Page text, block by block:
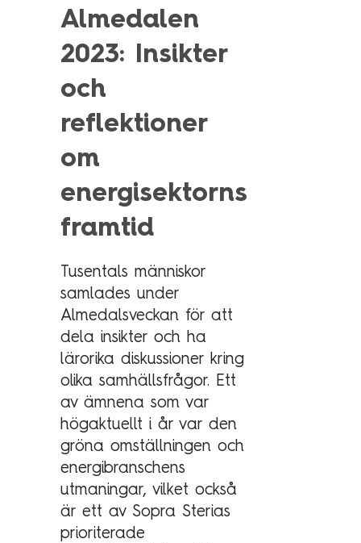
Technology Management
Branschexpertis
Hälsa & sjukvård
Telekom & media
Industri
Försvar & säkerhet
Medlemsorganisationer
Myndigheter
Transport & fordon
Finans
Kundcase
Om oss
Hållbarhet
Mångfald
Utmärkelser
Schweiz
Storbritannien
Tyskland
Österrike
Sopra Banking Software
Sopra HR Software
Almedalen
2023: Insikter
och
reflektioner
om
energisektorns
framtid
Tusentals människor
samlades under
Almedalsveckan för att
dela insikter och ha
lärorika diskussioner kring
olika samhällsfrågor. Ett
av ämnena som var
högaktuellt i år var den
gröna omställningen och
energibranschens
utmaningar, vilket också
är ett av Sopra Sterias
prioriterade